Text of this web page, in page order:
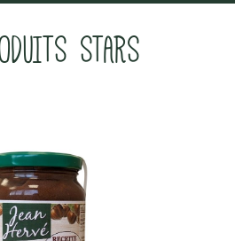
STARS